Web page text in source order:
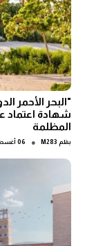
"البحر الأحمر
شهادة اعتماد
المظلمة
بقلم M283
● 06 أغسطس 2026